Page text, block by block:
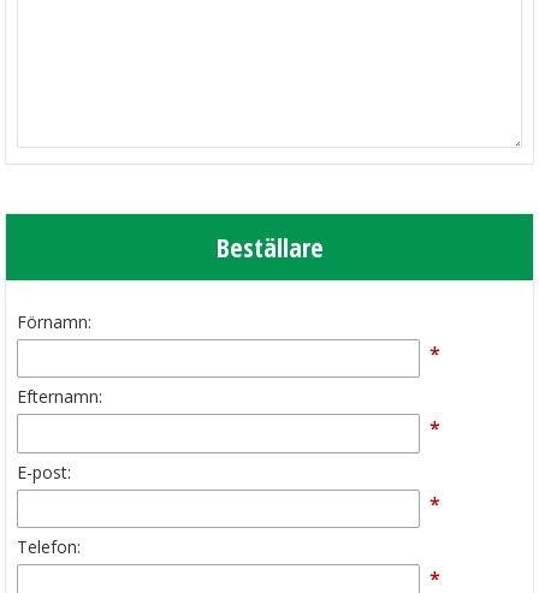
Beställare
Förnamn:
*
Efternamn:
*
E-post:
*
Telefon:
*